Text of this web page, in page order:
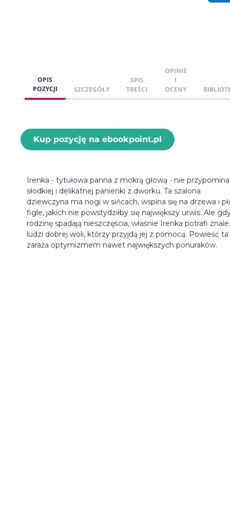
OPIS
POZYCJI
SZCZEGÓŁY
SPIS
TREŚCI
OPINIE
I
OCENY
Kup pozycję na ebookpoint.pl
Irenka - tytułowa panna z mokrą głową - nie przypomina
słodkiej i delikatnej panienki z dworku. Ta szalona
dziewczyna ma nogi w sińcach, wspina się na drzewa i
figle, jakich nie powstydziłby się największy urwis. Ale
rodzinę spadają nieszczęścia, właśnie Irenka potrafi
ludzi dobrej woli, którzy przyjdą jej z pomocą. Powieść ta
zaraża optymizmem nawet największych ponuraków.